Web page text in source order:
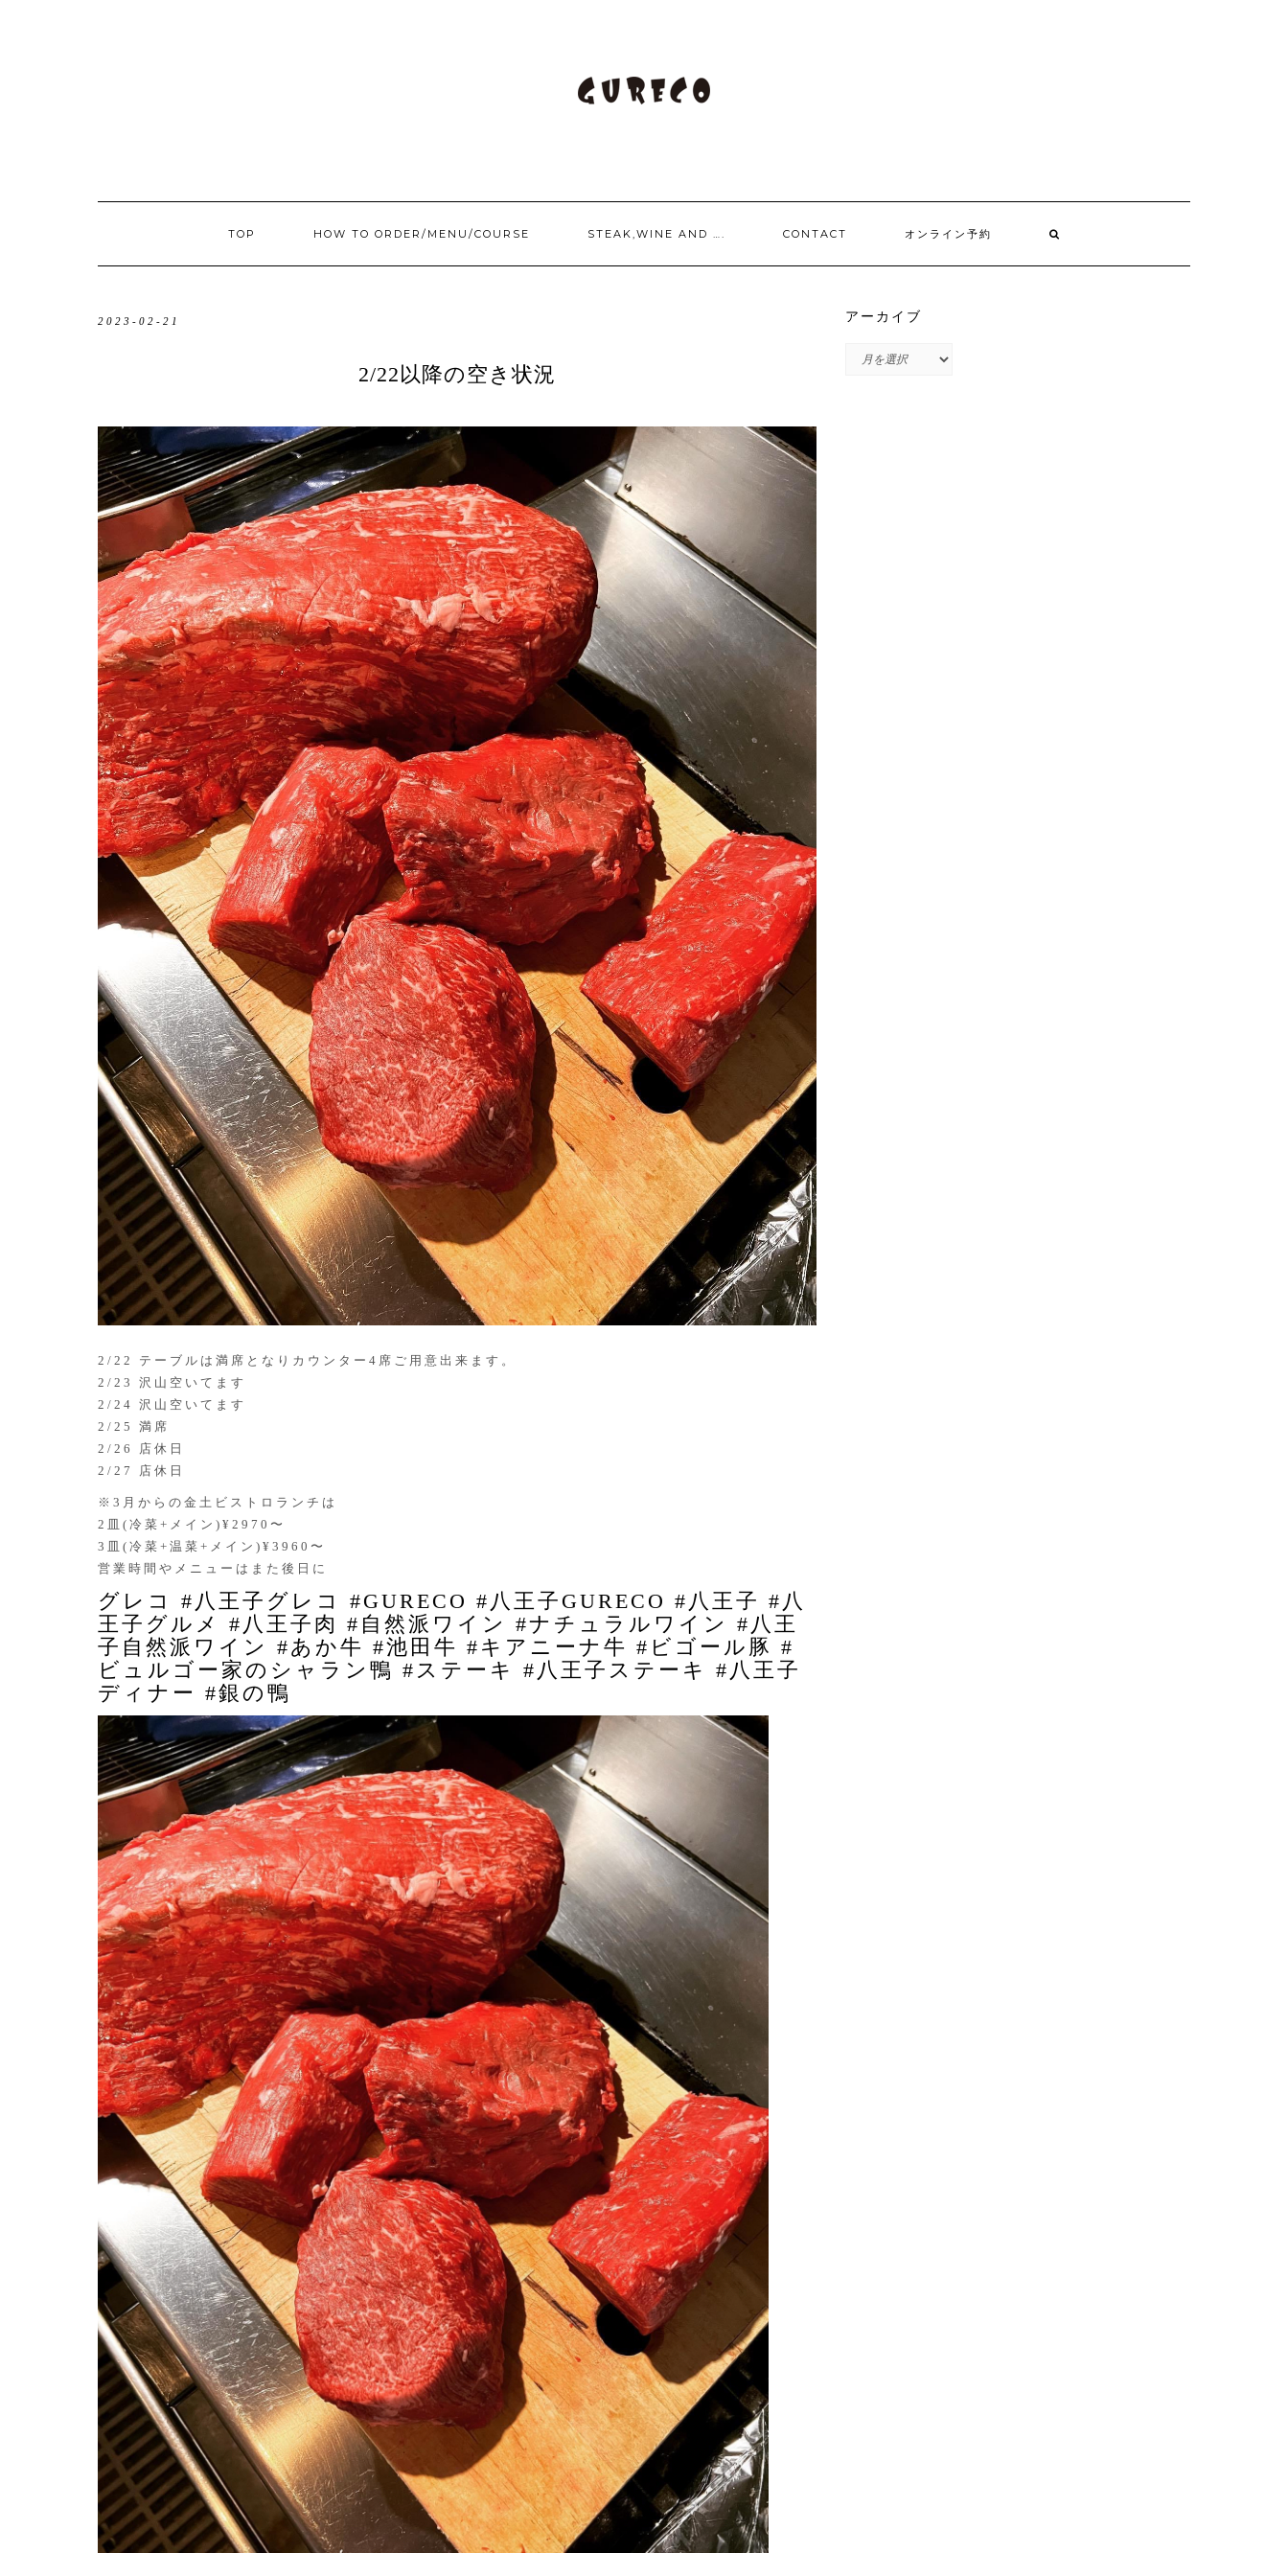
TOP HOW TO ORDER/MENU/COURSE STEAK,WINE AND …. CONTACT オンライン予約
2023-02-21
2/22以降の空き状況
2/22 テーブルは満席となりカウンター4席ご用意出来ます。
2/23 沢山空いてます
2/24 沢山空いてます
2/25 満席
2/26 店休日
2/27 店休日
※3月からの金土ビストロランチは
2皿(冷菜+メイン)¥2970〜
3皿(冷菜+温菜+メイン)¥3960〜
営業時間やメニューはまた後日に
グレコ #八王子グレコ #GURECO #八王子GURECO #八王子 #八
王子グルメ #八王子肉 #自然派ワイン #ナチュラルワイン #八王
子自然派ワイン #あか牛 #池田牛 #キアニーナ牛 #ビゴール豚 #
ビュルゴー家のシャラン鴨 #ステーキ #八王子ステーキ #八王子
ディナー #銀の鴨
アーカイブ